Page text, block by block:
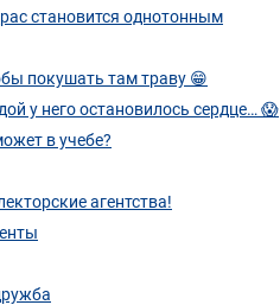
становится однотонным
покушать там траву 😁
у него остановилось сердце… 😱
в учебе?
агентства!